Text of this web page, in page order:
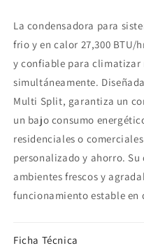
La condensadora para
frio y en calor 27,300
y confiable para climatizar
simultáneamente.
Multi Split, garantiza un
un bajo consumo
residenciales o
personalizado y ahorro.
ambientes frescos y
funcionamiento estable en
Ficha Técnica